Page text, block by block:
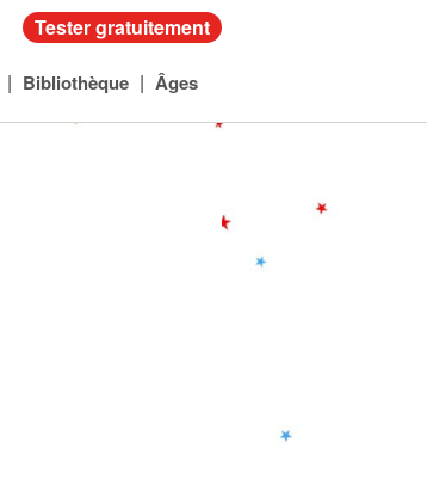
Tester gratuitement
| Bibliothèque | Âges